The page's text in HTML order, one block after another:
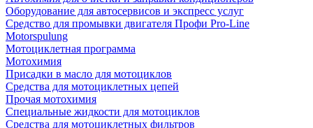
Оборудование для автосервисов и экспресс услуг
Средство для промывки двигателя Профи Pro-Line
Motorspulung
Мотоциклетная программа
Мотохимия
Присадки в масло для мотоциклов
Средства для мотоциклетных цепей
Прочая мотохимия
Специальные жидкости для мотоциклов
Средства для мотоциклетных фильтров